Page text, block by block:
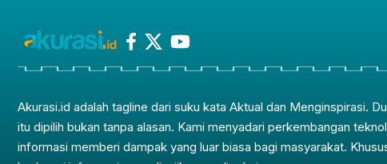
Akurasi.id adalah tagline dari suku kata Aktual dan Menginspirasi.
itu dipilih bukan tanpa alasan. Kami menyadari perkembangan
informasi memberi dampak yang luar biasa bagi masyarakat.